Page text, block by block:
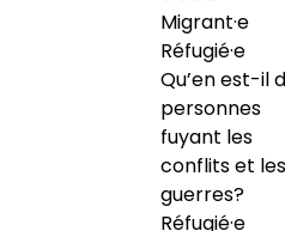
Migrant·e
Réfugié·e
Qu’en est-il
personnes
fuyant les
conflits et les
guerres?
Réfugié·e